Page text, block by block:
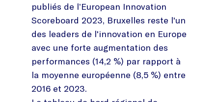
publiés de l’European Innovation
Scoreboard 2023, Bruxelles reste l'un
des leaders de l'innovation en Europe
avec une forte augmentation des
performances (14,2 %) par rapport à
la moyenne européenne (8,5 %) entre
2016 et 2023.